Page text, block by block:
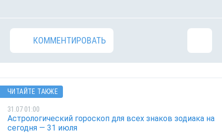
КОММЕНТИРОВАТЬ
ЧИТАЙТЕ ТАКЖЕ
31.07 01:00
Астрологический гороскоп для всех знаков зодиака на
сегодня — 31 июля